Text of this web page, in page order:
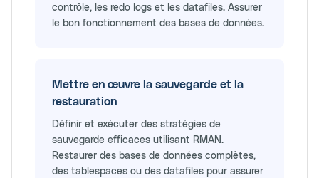
contrôle, les redo logs et les datafiles. Assurer
le bon fonctionnement des bases de données.
Mettre en œuvre la sauvegarde et la
restauration
Définir et exécuter des stratégies de
sauvegarde efficaces utilisant RMAN.
Restaurer des bases de données complètes,
des tablespaces ou des datafiles pour assurer